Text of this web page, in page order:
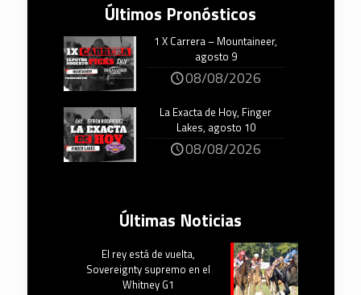
Últimos Pronósticos
1 X Carrera – Mountaineer,
agosto 9
08/08/2026
La Exacta de Hoy, Finger
Lakes, agosto 10
08/08/2026
Últimas Noticias
El rey está de vuelta,
Sovereignty supremo en el
Whitney G1